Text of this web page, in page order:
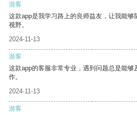
游客
这款app是我学习路上的良师益友，让我能
视野。
2024-11-13
游客
这款app的客服非常专业，遇到问题总是能
作。
2024-11-13
游客